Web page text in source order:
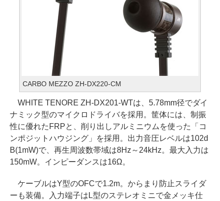
CARBO MEZZO ZH-DX220-CM
WHITE TENORE ZH-DX201-WTは、5.78mm径でダイ
ナミック型のマイクロドライバを採用。筐体には、制振
性に優れたFRPと、削り出しアルミニウムを使った「コ
ンポジットハウジング」を採用。出力音圧レベルは102d
B(1mW)で、再生周波数帯域は8Hz～24kHz。最大入力は
150mW。インピーダンスは16Ω。
ケーブルはY型のOFCで1.2m。からまり防止スライダ
ーも装備。入力端子はL型のステレオミニで金メッキ仕